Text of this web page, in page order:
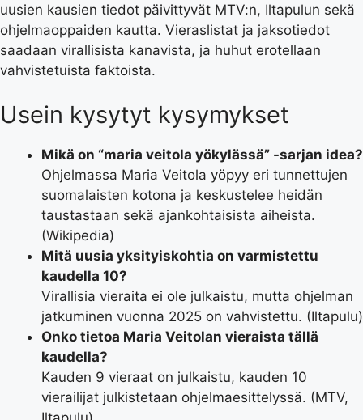
uusien kausien tiedot päivittyvät MTV:n, Iltapulun sekä
ohjelmaoppaiden kautta. Vieraslistat ja jaksotiedot
saadaan virallisista kanavista, ja huhut erotellaan
vahvistetuista faktoista.
Usein kysytyt kysymykset
Mikä on “maria veitola yökylässä” -sarjan idea?
Ohjelmassa Maria Veitola yöpyy eri tunnettujen
suomalaisten kotona ja keskustelee heidän
taustastaan sekä ajankohtaisista aiheista.
(Wikipedia)
Mitä uusia yksityiskohtia on varmistettu
kaudella 10?
Virallisia vieraita ei ole julkaistu, mutta ohjelman
jatkuminen vuonna 2025 on vahvistettu. (Iltapulu)
Onko tietoa Maria Veitolan vieraista tällä
kaudella?
Kauden 9 vieraat on julkaistu, kauden 10
vierailijat julkistetaan ohjelmaesittelyssä. (MTV,